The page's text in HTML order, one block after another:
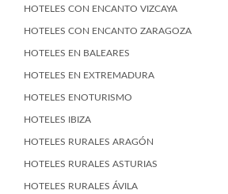
HOTELES CON ENCANTO VIZCAYA
HOTELES CON ENCANTO ZARAGOZA
HOTELES EN BALEARES
HOTELES EN EXTREMADURA
HOTELES ENOTURISMO
HOTELES IBIZA
HOTELES RURALES ARAGÓN
HOTELES RURALES ASTURIAS
HOTELES RURALES ÁVILA